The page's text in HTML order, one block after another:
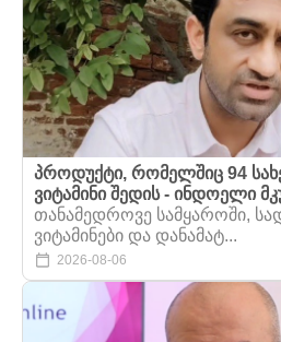
პროდუქტი, რომელშიც 94
ვიტამინი შედის - ინდოელი
თანამედროვე სამყაროში,
ვიტამინები და დანამატ...
2026-08-06